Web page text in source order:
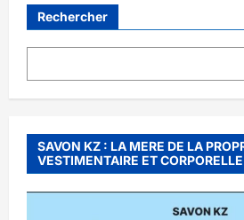
Rechercher
SAVON KZ : LA MERE DE LA
VESTIMENTAIRE ET CORPORELLE